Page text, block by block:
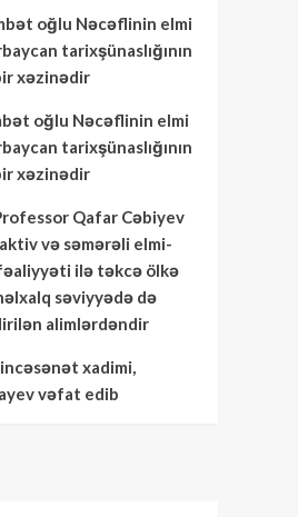
oğlu Nəcəflinin elmi
tarixşünaslığının
xəzinədir
oğlu Nəcəflinin elmi
tarixşünaslığının
xəzinədir
Qafar Cəbiyev
və səmərəli elmi-
ilə təkcə ölkə
səviyyədə də
alimlərdəndir
xadimi,
vəfat edib